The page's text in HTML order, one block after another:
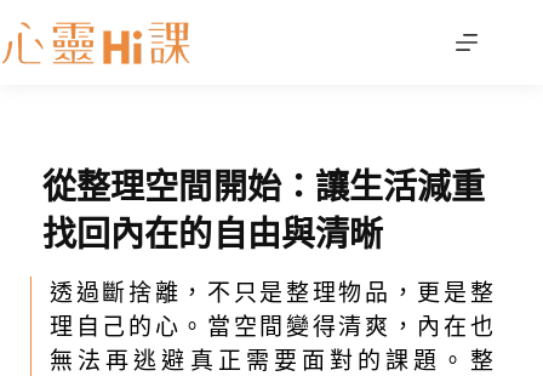
從整理空間開始：讓生活減重
找回內在的自由與清晰
透過斷捨離，不只是整理物品，更是整
理自己的心。當空間變得清爽，內在也
無法再逃避真正需要面對的課題。整